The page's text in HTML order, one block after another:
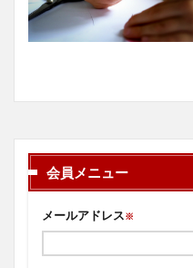
会員メニュー
メールアドレス※